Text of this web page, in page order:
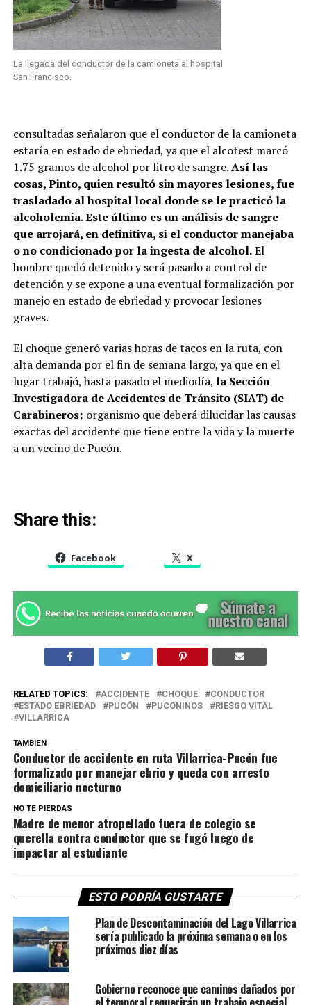
La llegada del conductor de la camioneta al hospital
San Francisco.
consultadas señalaron que el conductor de la camioneta
estaría en estado de ebriedad, ya que el alcotest marcó
1.75 gramos de alcohol por litro de sangre.Así las
cosas, Pinto, quien resultó sin mayores lesiones, fue
trasladado al hospital local donde se le practicó la
alcoholemia. Este último es un análisis de sangre
que arrojará, en definitiva, si el conductor manejaba
o no condicionado por la ingesta de alcohol.El
hombre quedó detenido y será pasado a control de
detención y se expone a una eventual formalización por
manejo en estado de ebriedad y provocar lesiones
graves.
El choque generó varias horas de tacos en la ruta, con
alta demanda por el fin de semana largo, ya que en el
lugar trabajó, hasta pasado el mediodía, la Sección
Investigadora de Accidentes de Tránsito (SIAT) de
Carabineros; organismo que deberá dilucidar las causas
exactas del accidente que tiene entre la vida y la muerte
a un vecino de Pucón.
Share this:
Facebook X
RELATED TOPICS: ACCIDENTE CHOQUE
CONDUCTOR
ESTADO EBRIEDAD
PUCÓN PUCONINOS
RIESGO VITAL
VILLARRICA
TAMBIEN
Conductor de accidente en ruta Villarrica-Pucón fue
formalizado por manejar ebrio y queda con arresto
domiciliario nocturno
NO TE PIERDAS
Madre de menor atropellado fuera de colegio se
querella contra conductor que se fugó luego de
impactar al estudiante
ESTO PODRÍA GUSTARTE
Plan de Descontaminación del Lago Villarrica
sería publicado la próxima semana o en los
próximos diez días
Gobierno reconoce que caminos dañados por